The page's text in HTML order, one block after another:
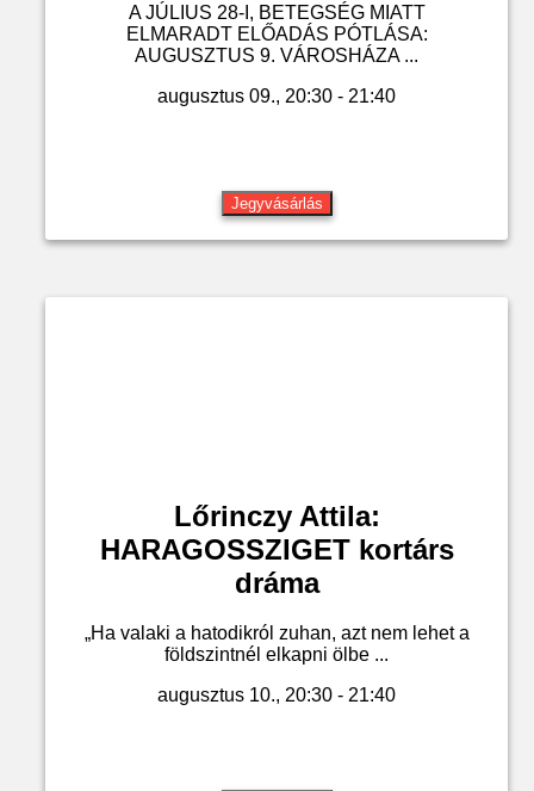
A JÚLIUS 28-I, BETEGSÉG MIATT
ELMARADT ELŐADÁS PÓTLÁSA:
AUGUSZTUS 9. VÁROSHÁZA ...
augusztus 09., 20:30 - 21:40
Jegyvásárlás
Lőrinczy Attila:
HARAGOSSZIGET kortárs
dráma
„Ha valaki a hatodikról zuhan, azt nem lehet a
földszintnél elkapni ölbe ...
augusztus 10., 20:30 - 21:40